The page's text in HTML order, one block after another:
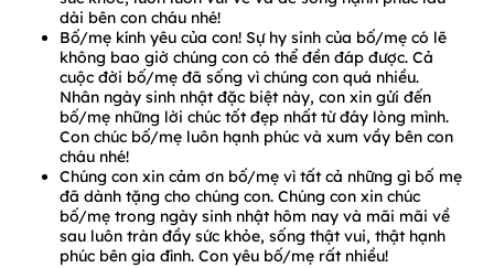
dài bên con cháu nhé!
Bố/mẹ kính yêu của con! Sự hy sinh của bố/mẹ có lẽ
không bao giờ chúng con có thể đền đáp được. Cả
cuộc đời bố/mẹ đã sống vì chúng con quá nhiều.
Nhân ngày sinh nhật đặc biệt này, con xin gửi đến
bố/mẹ những lời chúc tốt đẹp nhất từ đáy lòng mình.
Con chúc bố/mẹ luôn hạnh phúc và xum vầy bên con
cháu nhé!
Chúng con xin cảm ơn bố/mẹ vì tất cả những gì bố mẹ
đã dành tặng cho chúng con. Chúng con xin chúc
bố/mẹ trong ngày sinh nhật hôm nay và mãi mãi về
sau luôn tràn đầy sức khỏe, sống thật vui, thật hạnh
phúc bên gia đình. Con yêu bố/mẹ rất nhiều!